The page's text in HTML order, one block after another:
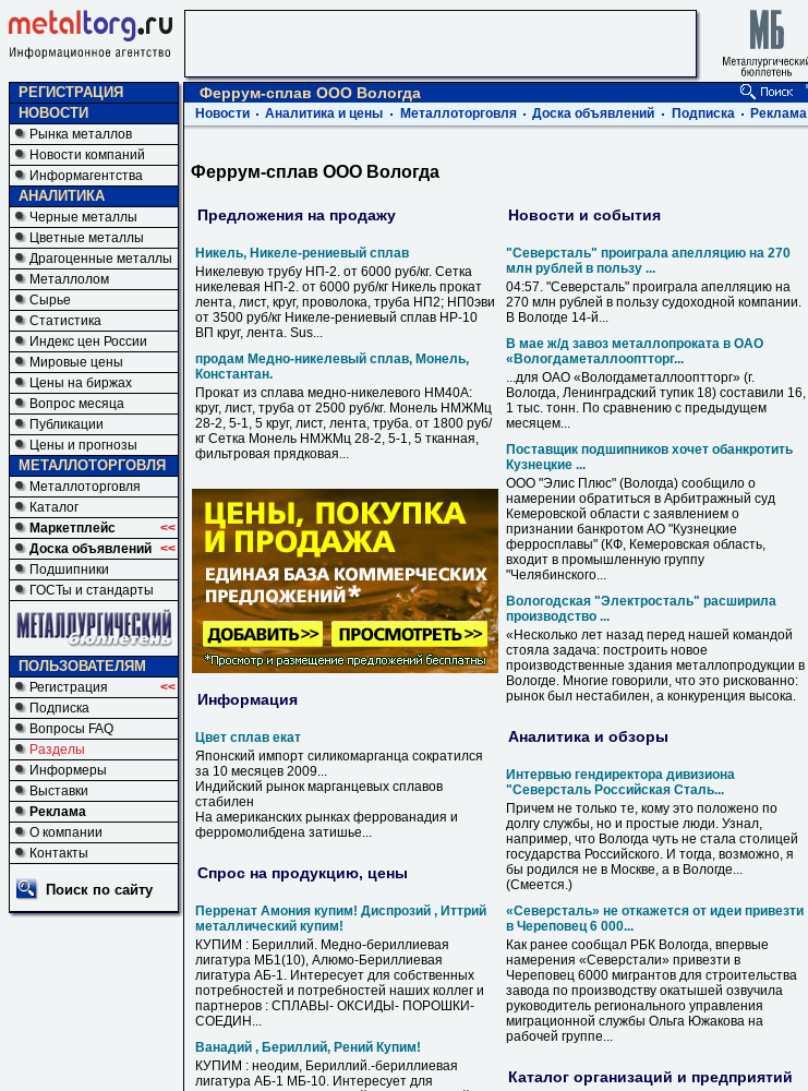
РЕГИСТРАЦИЯ
НОВОСТИ
Рынка металлов
Новости компаний
Информагентства
АНАЛИТИКА
Черные металлы
Цветные металлы
Драгоценные металлы
Металлолом
Сырье
Статистика
Индекс цен России
Мировые цены
Цены на биржах
Вопрос месяца
Публикации
Цены и прогнозы
МЕТАЛЛОТОРГОВЛЯ
Металлоторговля
Каталог
Маркетплейс
<<
Доска объявлений <<
Подшипники
ГОСТы и стандарты
ПОЛЬЗОВАТЕЛЯМ
Регистрация
<<
Подписка
Вопросы FAQ
Разделы
Информеры
Выставки
Реклама
О компании
Контакты
Поиск по сайту
Феррум-сплав ООО Вологда
Новости Аналитика и цены Металлоторговля Доска объявлений Подписка Реклама
Феррум-сплав ООО Вологда
Предложения на продажу
Никель, Никеле-рениевый сплав
Никелевую трубу НП-2. от 6000 руб/кг. Сетка
никелевая НП-2. от 6000 руб/кг Никель прокат
лента, лист, круг, проволока, труба НП2; НП0эви
от 3500 руб/кг Никеле-рениевый сплав НР-10
ВП круг, лента. Sus...
продам Медно-никелевый сплав, Монель,
Константан.
Прокат из сплава медно-никелевого НМ40А:
круг, лист, труба от 2500 руб/кг. Монель НМЖМц
28-2, 5-1, 5 круг, лист, лента, труба. от 1800 руб/
кг Сетка Монель НМЖМц 28-2, 5-1, 5 тканная,
фильтровая прядковая...
Информация
Цвет сплав екат
Японский импорт силикомарганца сократился
за 10 месяцев 2009...
Индийский рынок марганцевых сплавов
стабилен
На американских рынках феррованадия и
ферромолибдена затишье...
Спрос на продукцию, цены
Перренат Амония купим! Диспрозий , Иттрий
металлический купим!
КУПИМ : Бериллий. Медно-бериллиевая
лигатура МБ1(10), Алюмо-Бериллиевая
лигатура АБ-1. Интересует для собственных
потребностей и потребностей наших коллег и
партнеров : СПЛАВЫ- ОКСИДЫ- ПОРОШКИ-
СОЕДИН...
Ванадий , Бериллий, Рений Купим!
КУПИМ : неодим, Бериллий.-бериллиевая
лигатура АБ-1 МБ-10. Интересует для
Новости и события
"Северсталь" проиграла апелляцию на 270
млн рублей в пользу ...
04:57. "Северсталь" проиграла апелляцию на
270 млн рублей в пользу судоходной компании.
В Вологде 14-й...
В мае ж/д завоз металлопроката в ОАО
«Вологдаметаллооптторг...
...для ОАО «Вологдаметаллооптторг» (г.
Вологда, Ленинградский тупик 18) составили 16,
1 тыс. тонн. По сравнению с предыдущем
месяцем...
Поставщик подшипников хочет обанкротить
Кузнецкие ...
ООО "Элис Плюс" (Вологда) сообщило о
намерении обратиться в Арбитражный суд
Кемеровской области с заявлением о
признании банкротом АО "Кузнецкие
ферросплавы" (КФ, Кемеровская область,
входит в промышленную группу
"Челябинского...
Вологодская "Электросталь" расширила
производство ...
«Несколько лет назад перед нашей командой
стояла задача: построить новое
производственные здания металлопродукции в
Вологде. Многие говорили, что это рискованно:
рынок был нестабилен, а конкуренция высока.
Аналитика и обзоры
Интервью гендиректора дивизиона
"Северсталь Российская Сталь...
Причем не только те, кому это положено по
долгу службы, но и простые люди. Узнал,
например, что Вологда чуть не стала столицей
государства Российского. И тогда, возможно, я
бы родился не в Москве, а в Вологде...
(Смеется.)
«Северсталь» не откажется от идеи привезти
в Череповец 6 000...
Как ранее сообщал РБК Вологда, впервые
намерения «Северстали» привезти в
Череповец 6000 мигрантов для строительства
завода по производству окатышей озвучила
руководитель регионального управления
миграционной службы Ольга Южакова на
рабочей группе...
Каталог организаций и предприятий